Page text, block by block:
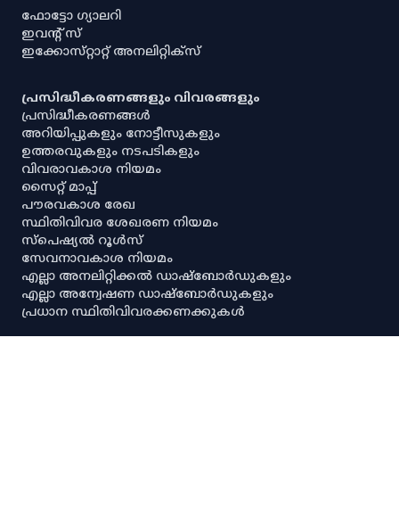
ഫോട്ടോ ഗ്യാലറി
ഇവൻ്റ് സ്
ഇക്കോസ്‌റ്റാറ്റ് അനലിറ്റിക്‌സ്
പ്രസിദ്ധീകരണങ്ങളും വിവരങ്ങളും
പ്രസിദ്ധീകരണങ്ങൾ
അറിയിപ്പുകളും നോട്ടീസുകളും
ഉത്തരവുകളും നടപടികളും
വിവരാവകാശ നിയമം
സൈറ്റ് മാപ്പ്
പൗരവകാശ രേഖ
സ്ഥിതിവിവര ശേഖരണ നിയമം
സ്‌പെഷ്യൽ റൂൾസ്
സേവനാവകാശ നിയമം
എല്ലാ അനലിറ്റിക്കൽ ഡാഷ്‌ബോർഡുകളും
എല്ലാ അന്വേഷണ ഡാഷ്‌ബോർഡുകളും
പ്രധാന സ്ഥിതിവിവരക്കണക്കുകൾ